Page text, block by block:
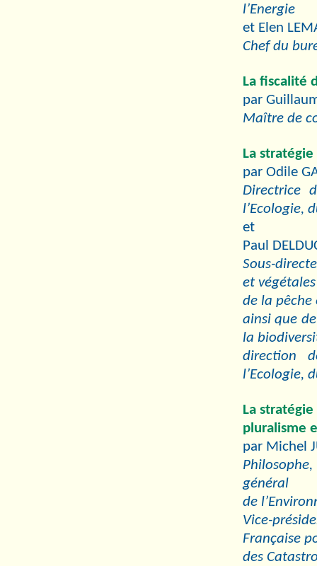
l’Energie
et Elen
Chef du
La fiscalité
par
Maître de
La
par Odile
Directrice
l’Ecologie,
et
Paul
Sous-
et
de la pêche
ainsi que
la
direction
l’Ecologie,
La
pluralisme
par Michel
général
de
Vice-
Française
des